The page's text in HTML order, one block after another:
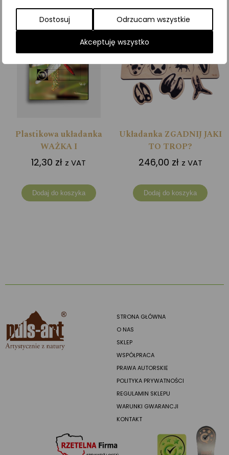
Dostosuj Odrzucam wszystkie
Akceptuję wszystko
Plastikowa układanka
WAŻKA I
12,30 zł z VAT
Dodaj do koszyka
Układanka ZGADNIJ JAKI
TO TROP?
246,00 zł z VAT
Dodaj do koszyka
STRONA GŁÓWNA
O NAS
SKLEP
WSPÓŁPRACA
PRAWA AUTORSKIE
POLITYKA PRYWATNOŚCI
REGULAMIN SKLEPU
WARUNKI GWARANCJI
KONTAKT